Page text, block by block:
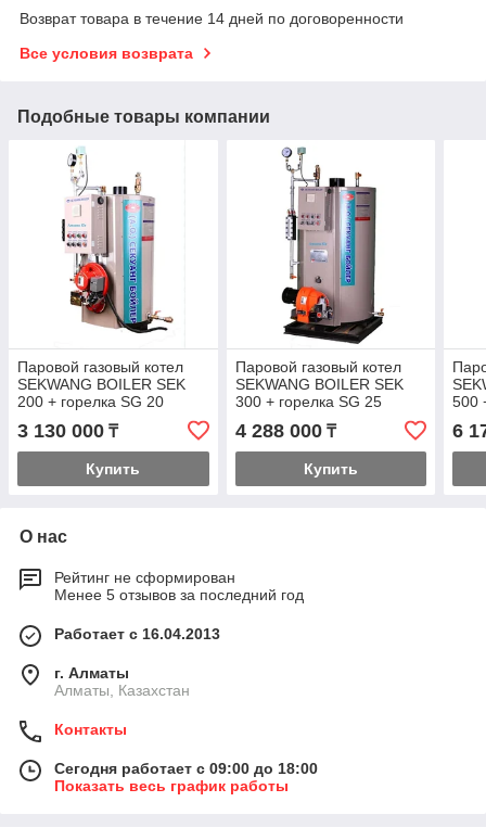
Возврат товара в течение 14 дней по договоренности
Все условия возврата
Подобные товары компании
Паровой газовый котел
SEKWANG BOILER SEK
200 + горелка SG 20
3 130 000 ₸
Купить
Паровой газовый котел
SEKWANG BOILER SEK
300 + горелка SG 25
4 288 000₸
Купить
500
6
О нас
Рейтинг не сформирован
Менее 5 отзывов за последний год
Работает с 16.04.2013
г. Алматы
Алматы, Казахстан
Контакты
Сегодня работает с 09:00 до 18:00
Показать весь график работы